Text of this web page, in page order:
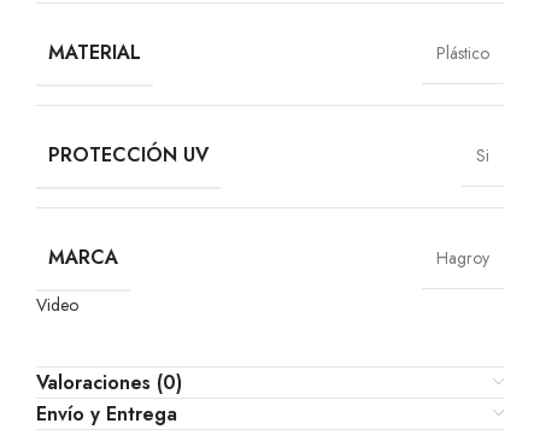
MATERIAL Plástico
PROTECCIÓN UV Si
MARCA
Hagroy
Video
Valoraciones (0)
Envío y Entrega